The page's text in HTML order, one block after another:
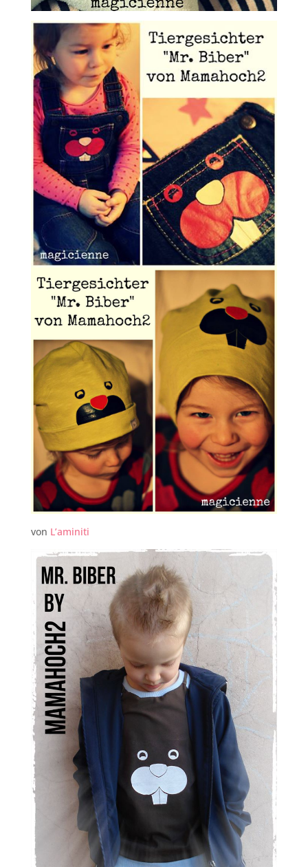
von L’aminiti